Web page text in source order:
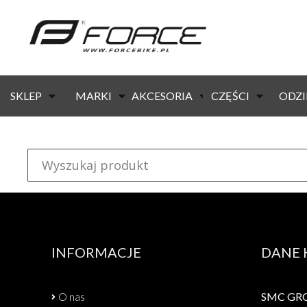
SKLEP MARKI AKCESORIA CZĘŚCI
od ręki
INFORMACJE
O nas
DANE
SMC